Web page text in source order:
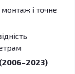
і точне